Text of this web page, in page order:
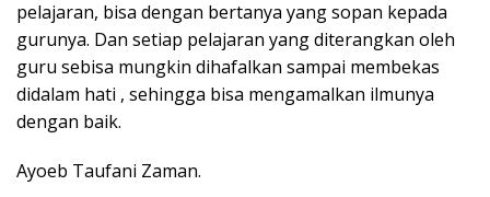
pelajaran, bisa dengan bertanya yang sopan kepada
gurunya. Dan setiap pelajaran yang diterangkan oleh
guru sebisa mungkin dihafalkan sampai membekas
didalam hati , sehingga bisa mengamalkan ilmunya
dengan baik.
Ayoeb Taufani Zaman.